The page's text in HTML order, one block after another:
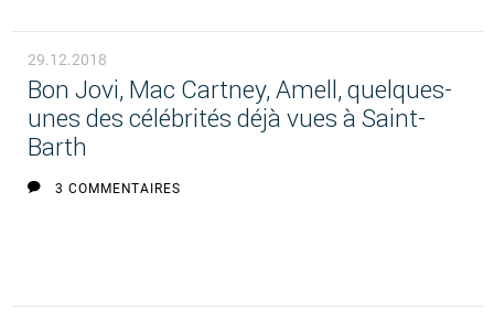
29.12.2018
Bon Jovi, Mac Cartney, Amell, quelques-
unes des célébrités déjà vues à Saint-
Barth
3 COMMENTAIRES